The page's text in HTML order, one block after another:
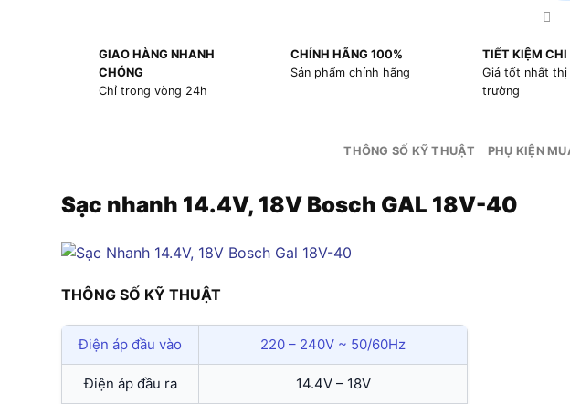
GIAO HÀNG NHANH
CHÓNG
Chỉ trong vòng 24h
CHÍNH HÃNG 100%
Sản phẩm chính hãng
TIẾT KIỆM CHI
Giá tốt nhất thị
trường
THÔNG SỐ KỸ THUẬT PHỤ KIỆN
Sạc nhanh 14.4V, 18V Bosch GAL 18V-40
THÔNG SỐ KỸ THUẬT
Điện áp đầu vào 220 – 240V ~ 50/60Hz
Điện áp đầu ra 14.4V – 18V